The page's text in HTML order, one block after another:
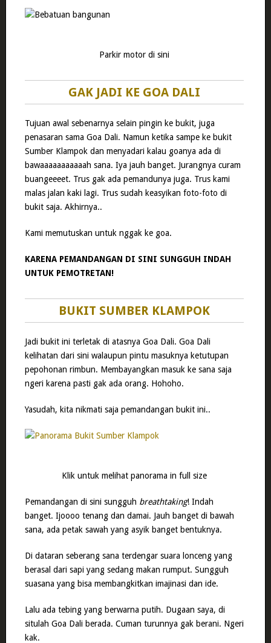
Parkir motor di sini
GAK JADI KE GOA DALI
Tujuan awal sebenarnya selain pingin ke bukit, juga
penasaran sama Goa Dali. Namun ketika sampe ke bukit
Sumber Klampok dan menyadari kalau goanya ada di
bawaaaaaaaaaaah sana. Iya jauh banget. Jurangnya curam
buangeeeet. Trus gak ada pemandunya juga. Trus kami
malas jalan kaki lagi. Trus sudah keasyikan foto-foto di
bukit saja. Akhirnya..
Kami memutuskan untuk nggak ke goa.
KARENA PEMANDANGAN DI SINI SUNGGUH INDAH
UNTUK PEMOTRETAN!
BUKIT SUMBER KLAMPOK
Jadi bukit ini terletak di atasnya Goa Dali. Goa Dali
kelihatan dari sini walaupun pintu masuknya ketutupan
pepohonan rimbun. Membayangkan masuk ke sana saja
ngeri karena pasti gak ada orang. Hohoho.
Yasudah, kita nikmati saja pemandangan bukit ini..
Klik untuk melihat panorama in full size
Pemandangan di sini sungguh breathtaking! Indah
banget. Ijoooo tenang dan damai. Jauh banget di bawah
sana, ada petak sawah yang asyik banget bentuknya.
Di dataran seberang sana terdengar suara lonceng yang
berasal dari sapi yang sedang makan rumput. Sungguh
suasana yang bisa membangkitkan imajinasi dan ide.
Lalu ada tebing yang berwarna putih. Dugaan saya, di
situlah Goa Dali berada. Cuman turunnya gak berani. Ngeri
kak.